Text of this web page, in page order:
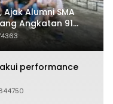
Ajak Alumni SMA
Angkatan 91
performance